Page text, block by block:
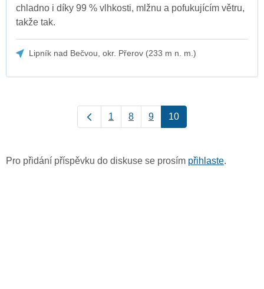
chladno i díky 99 % vlhkosti, mlžnu a pofukujícím větru,
takže tak.
Lipník nad Bečvou, okr. Přerov (233 m n. m.)
1 8 9 10
Pro přidání příspěvku do diskuse se prosím přihlaste.